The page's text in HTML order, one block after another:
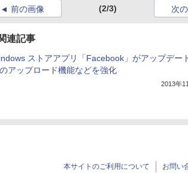
前の画像 (2/3) 次
連記事
ストアアプリ「Facebook」がアップデー
アップロード機能などを強化
2013年
本サイトのご利用について お問い